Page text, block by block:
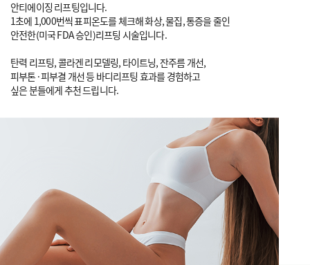
안티에이징 리프팅입니다.
1초에 1,000번씩 표피온도를 체크해 화상, 물집, 통증을 줄인
안전한(미국 FDA 승인)리프팅 시술입니다.
탄력 리프팅, 콜라겐 리모델링, 타이트닝, 잔주름 개선,
피부톤·피부결 개선 등 바디리프팅 효과를 경험하고
싶은 분들에게 추천 드립니다.